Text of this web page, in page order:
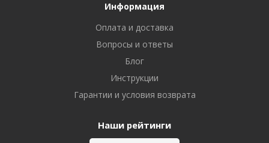
Информация
Оплата и доставка
Вопросы и ответы
Блог
Инструкции
Гарантии и условия возврата
Наши рейтинги